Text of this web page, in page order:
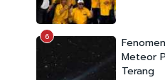
6
Meteor
Terang